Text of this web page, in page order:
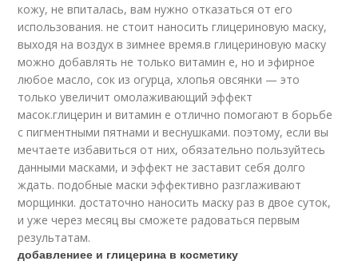
кожу, не впиталась, вам нужно отказаться от его
использования. не стоит наносить глицериновую маску,
выходя на воздух в зимнее время.в глицериновую маску
можно добавлять не только витамин е, но и эфирное
любое масло, сок из огурца, хлопья овсянки — это
только увеличит омолаживающий эффект
масок.глицерин и витамин е отлично помогают в борьбе
с пигментными пятнами и веснушками. поэтому, если вы
мечтаете избавиться от них, обязательно пользуйтесь
данными масками, и эффект не заставит себя долго
ждать. подобные маски эффективно разглаживают
морщинки. достаточно наносить маску раз в двое суток,
и уже через месяц вы сможете радоваться первым
результатам.
добавлениее и глицерина в косметику